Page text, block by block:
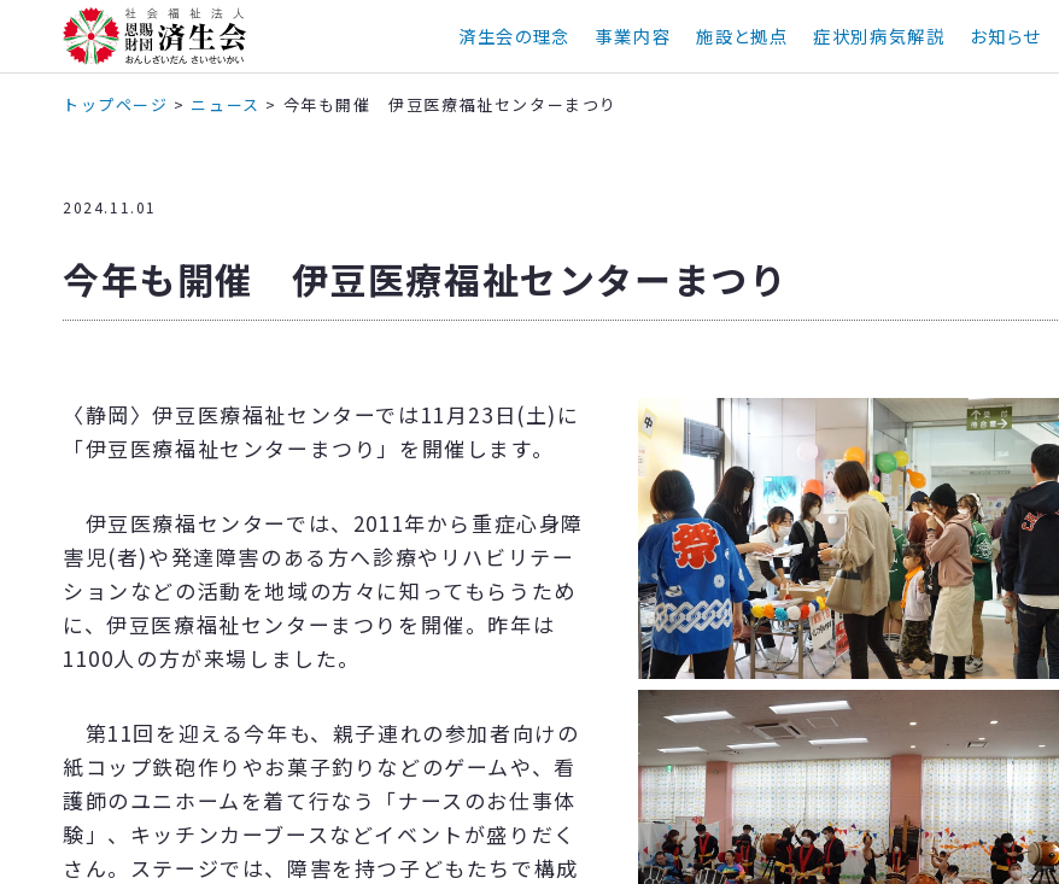
済生会の理念 事業内容 施設と拠点 症状別病気解説 お知らせ
トップページ > ニュース > 今年も開催 伊豆医療福祉センターまつり
2024.11.01
今年も開催 伊豆医療福祉センターまつり
〈静岡〉伊豆医療福祉センターでは11月23日(土)に
「伊豆医療福祉センターまつり」を開催します。
伊豆医療福センターでは、2011年から重症心身障
害児(者)や発達障害のある方へ診療やリハビリテー
ションなどの活動を地域の方々に知ってもらうため
に、伊豆医療福祉センターまつりを開催。昨年は
1100人の方が来場しました。
第11回を迎える今年も、親子連れの参加者向けの
紙コップ鉄砲作りやお菓子釣りなどのゲームや、看
護師のユニホームを着て行なう「ナースのお仕事体
験」、キッチンカーブースなどイベントが盛りだく
さん。ステージでは、障害を持つ子どもたちで構成